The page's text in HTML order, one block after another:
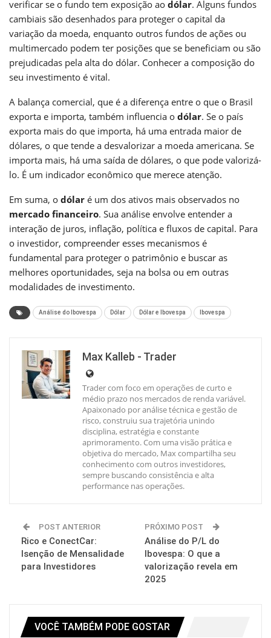
verificar se o fundo tem exposição ao dólar. Alguns fundos
cambiais são desenhados para proteger o capital da
variação da moeda, enquanto outros fundos de ações ou
multimercado podem ter posições que se beneficiam ou são
prejudicadas pela alta do dólar. Conhecer a composição do
seu investimento é vital.
A balança comercial, que é a diferença entre o que o Brasil
exporta e importa, também influencia o dólar. Se o país
exporta mais do que importa, há uma entrada maior de
dólares, o que tende a desvalorizar a moeda americana. Se
importa mais, há uma saída de dólares, o que pode valorizá-
lo. É um indicador econômico que merece atenção.
Em suma, o dólar é um dos ativos mais observados no
mercado financeiro. Sua análise envolve entender a
interação de juros, inflação, política e fluxos de capital. Para
o investidor, compreender esses mecanismos é
fundamental para proteger o patrimônio e buscar as
melhores oportunidades, seja na bolsa ou em outras
modalidades de investimento.
Análise do Ibovespa Dólar Dólar e Ibovespa Ibovespa
Max Kalleb - Trader
Trader com foco em operações de curto e
médio prazo nos mercados de renda variável.
Apaixonado por análise técnica e gestão de
risco, construiu sua trajetória unindo
disciplina, estratégia e constante
aprimoramento. Com uma visão prática e
objetiva do mercado, Max compartilha seu
conhecimento com outros investidores,
sempre buscando consistência e alta
performance nas operações.
POST ANTERIOR
Rico e ConectCar:
Isenção de Mensalidade
para Investidores
PRÓXIMO POST
Análise do P/L do
Ibovespa: O que a
valorização revela em
2025
VOCÊ TAMBÉM PODE GOSTAR